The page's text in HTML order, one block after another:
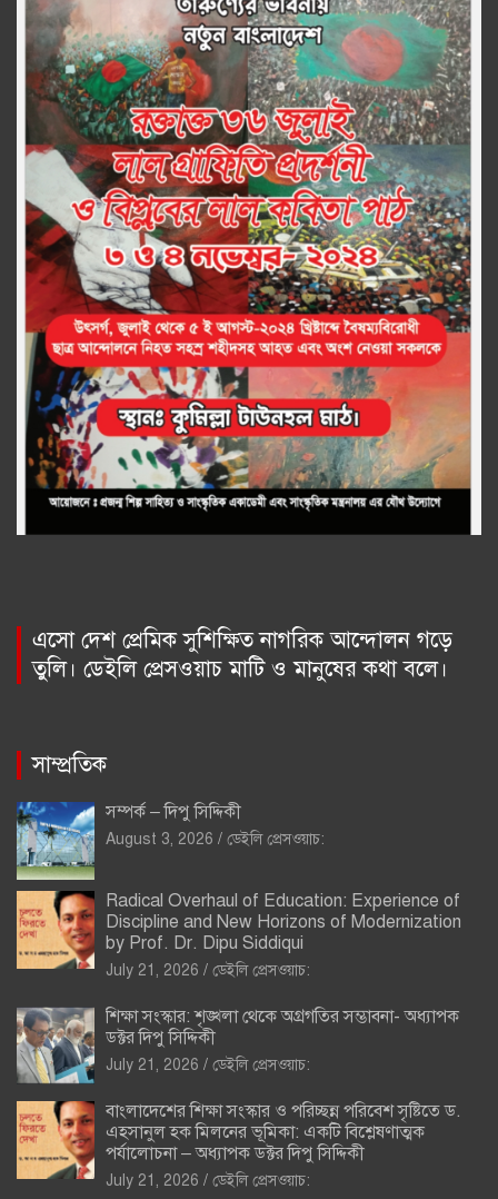
এসো দেশ প্রেমিক সুশিক্ষিত নাগরিক আন্দোলন গড়ে
তুলি। ডেইলি প্রেসওয়াচ মাটি ও মানুষের কথা বলে।
সাম্প্রতিক
সম্পর্ক – দিপু সিদ্দিকী
August 3, 2026 ডেইলি প্রেসওয়াচ:
Radical Overhaul of Education: Experience of
Discipline and New Horizons of Modernization
by Prof. Dr. Dipu Siddiqui
July 21, 2026 ডেইলি প্রেসওয়াচ:
শিক্ষা সংস্কার: শৃঙ্খলা থেকে অগ্রগতির সম্ভাবনা- অধ্যাপক
ডক্টর দিপু সিদ্দিকী
July 21, 2026 ডেইলি প্রেসওয়াচ:
বাংলাদেশের শিক্ষা সংস্কার ও পরিচ্ছন্ন পরিবেশ সৃষ্টিতে ড.
এহসানুল হক মিলনের ভূমিকা: একটি বিশ্লেষণাত্মক
পর্যালোচনা – অধ্যাপক ডক্টর দিপু সিদ্দিকী
July 21, 2026 ডেইলি প্রেসওয়াচ: